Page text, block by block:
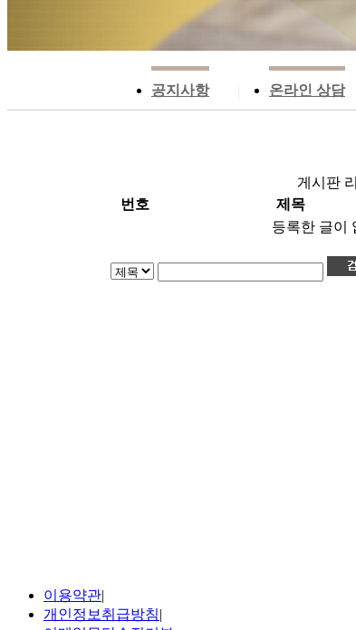
공지사항 온라인 상담
게시판
번호
제목
등록한 글이
이용약관|
개인정보취급방침|